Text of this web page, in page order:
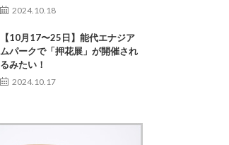
2024.10.18
【10月17〜25日】能代エナジア
ムパークで「押花展」が開催され
るみたい！
2024.10.17